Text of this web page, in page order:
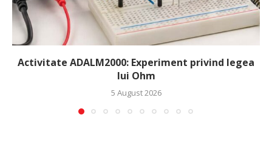
Activitate ADALM2000: Experiment privind legea
lui Ohm
5 August 2026